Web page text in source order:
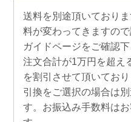
送料を別途頂いており
料が変わってきますの
ガイドページをご確認下
注文合計が1万円を超え
を割引させて頂いてお
引換をご選択の場合は
す。お振込み手数料は